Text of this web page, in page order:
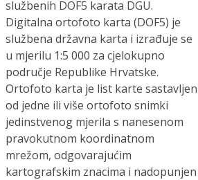
službenih DOF5 karata DGU.
Digitalna ortofoto karta (DOF5) je
službena državna karta i izrađuje se
u mjerilu 1:5 000 za cjelokupno
područje Republike Hrvatske.
Ortofoto karta je list karte sastavljen
od jedne ili više ortofoto snimki
jedinstvenog mjerila s nanesenom
pravokutnom koordinatnom
mrežom, odgovarajućim
kartografskim znacima i nadopunjen